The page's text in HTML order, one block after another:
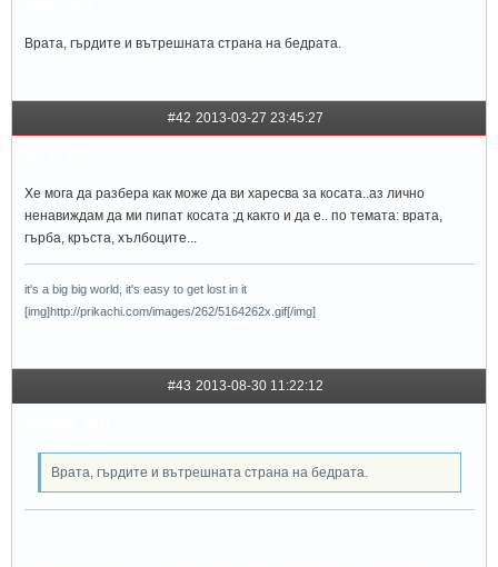
Врата, гърдите и вътрешната страна на бедрата.
#42 2013-03-27 23:45:27
Хе мога да разбера как може да ви харесва за косата..аз лично
ненавиждам да ми пипат косата ;д както и да е.. по темата: врата,
гърба, кръста, хълбоците...
it's a big big world, it's easy to get lost in it
[img]http://prikachi.com/images/262/5164262x.gif[/img]
#43 2013-08-30 11:22:12
Врата, гърдите и вътрешната страна на бедрата.